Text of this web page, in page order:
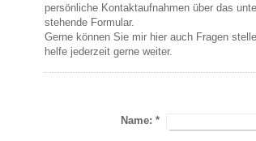
persönliche Kontaktaufnahmen über das
stehende Formular.
Gerne können Sie mir hier auch Fragen
helfe jederzeit gerne weiter.
Name: *